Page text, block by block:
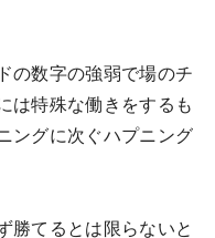
の数字の強弱で場のチ
は特殊な働きをするも
ングに次ぐハプニング
勝てるとは限らないと